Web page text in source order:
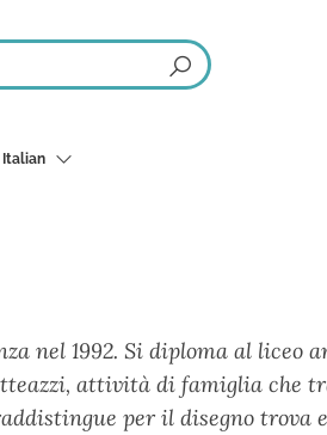
Italian
nel 19­92. Si diploma al liceo
attività di famiglia che
per il disegno trova